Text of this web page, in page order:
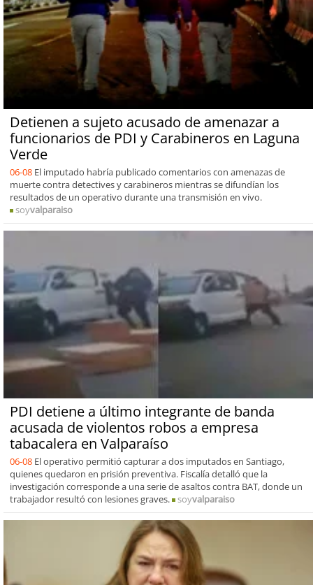
Detienen a sujeto acusado de amenazar a
funcionarios de PDI y Carabineros en Laguna
Verde
06-08 El imputado habría publicado comentarios con amenazas de
muerte contra detectives y carabineros mientras se difundían los
resultados de un operativo durante una transmisión en vivo.
soyvalparaiso
PDI detiene a último integrante de banda
acusada de violentos robos a empresa
tabacalera en Valparaíso
06-08 El operativo permitió capturar a dos imputados en Santiago,
quienes quedaron en prisión preventiva. Fiscalía detalló que la
investigación corresponde a una serie de asaltos contra BAT, donde un
trabajador resultó con lesiones graves.
soyvalparaiso